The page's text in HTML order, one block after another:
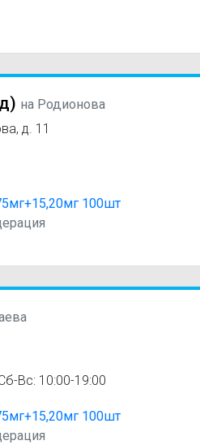
на Родионова
д. 11
100шт
Вс: 10:00-19:00
100шт